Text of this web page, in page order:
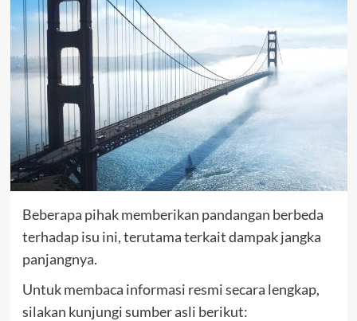
Beberapa pihak memberikan pandangan berbeda
terhadap isu ini, terutama terkait dampak jangka
panjangnya.
Untuk membaca informasi resmi secara lengkap,
silakan kunjungi sumber asli berikut: